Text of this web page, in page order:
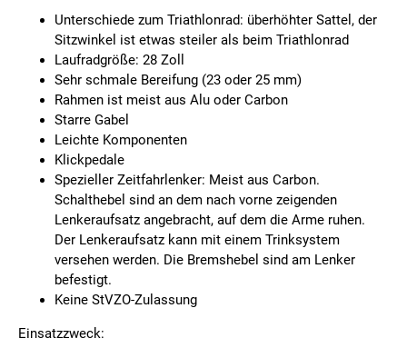
Unterschiede zum Triathlonrad: überhöhter Sattel, der
Sitzwinkel ist etwas steiler als beim Triathlonrad
Laufradgröße: 28 Zoll
Sehr schmale Bereifung (23 oder 25 mm)
Rahmen ist meist aus Alu oder Carbon
Starre Gabel
Leichte Komponenten
Klickpedale
Spezieller Zeitfahrlenker: Meist aus Carbon.
Schalthebel sind an dem nach vorne zeigenden
Lenkeraufsatz angebracht, auf dem die Arme ruhen.
Der Lenkeraufsatz kann mit einem Trinksystem
versehen werden. Die Bremshebel sind am Lenker
befestigt.
Keine StVZO-Zulassung
Einsatzzweck: